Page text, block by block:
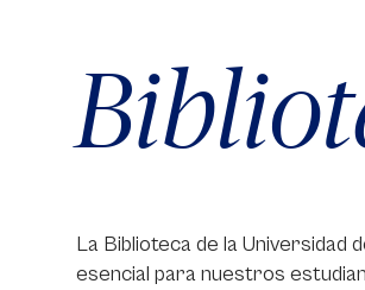
La Biblioteca de la Universidad
esencial para nuestros